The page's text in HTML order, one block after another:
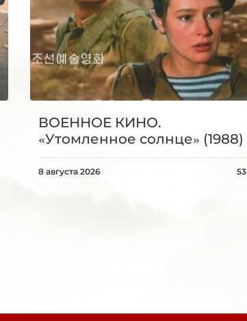
ВОЕННОЕ КИНО.
«Утомленное солнце» (1988)
8 августа 2026 53